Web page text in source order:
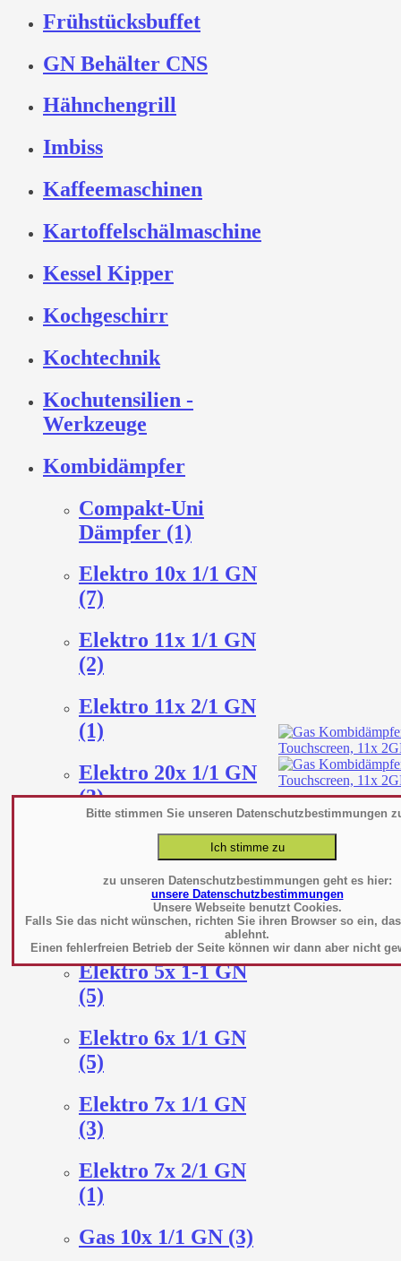
Bitte stimmen Sie unseren Datenschutzbestimmungen
zu unseren Datenschutzbestimmungen geht es hier:
unsere Datenschutzbestimmungen
Unsere Webseite benutzt Cookies.
Falls Sie das nicht wünschen, richten Sie ihren Browser so ein,
ablehnt.
Einen fehlerfreien Betrieb der Seite können wir dann aber nicht
Frühstücksbuffet
GN Behälter CNS
Hähnchengrill
Imbiss
Kaffeemaschinen
Kartoffelschälmaschine
Kessel Kipper
Kochgeschirr
Kochtechnik
Kochutensilien -
Werkzeuge
Kombidämpfer
Compakt-Uni
Dämpfer (1)
Elektro 10x 1/1 GN
(7)
Elektro 11x 1/1 GN
(2)
Elektro 11x 2/1 GN
(1)
Elektro 20x 1/1 GN
(3)
Elektro 4x 1/1 GN
Elektro 4x 2/3 GN
(1)
Elektro 5x 1-1 GN
(5)
Elektro 6x 1/1 GN
(5)
Elektro 7x 1/1 GN
(3)
Elektro 7x 2/1 GN
(1)
Gas 10x 1/1 GN (3)